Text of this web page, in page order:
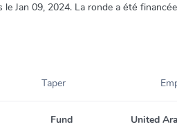
le Jan 09, 2024. La ronde a été
Taper
Fund United